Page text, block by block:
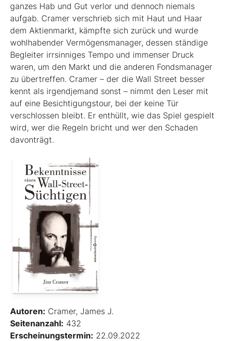
ganzes Hab und Gut verlor und dennoch niemals
aufgab. Cramer verschrieb sich mit Haut und Haar
dem Aktienmarkt, kämpfte sich zurück und wurde
wohlhabender Vermögensmanager, dessen ständige
Begleiter irrsinniges Tempo und immenser Druck
waren, um den Markt und die anderen Fondsmanager
zu übertreffen. Cramer – der die Wall Street besser
kennt als irgendjemand sonst – nimmt den Leser mit
auf eine Besichtigungstour, bei der keine Tür
verschlossen bleibt. Er enthüllt, wie das Spiel gespielt
wird, wer die Regeln bricht und wer den Schaden
davonträgt.
Autoren: Cramer, James J.
Seitenanzahl: 432
Erscheinungstermin: 22.09.2022